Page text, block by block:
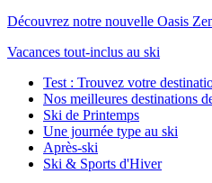
Découvrez notre nouvelle Oasis
Vacances tout-inclus au ski
Test : Trouvez votre
Nos meilleures destinations
Ski de Printemps
Une journée type au ski
Après-ski
Ski & Sports d'Hiver